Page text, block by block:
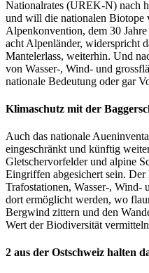
Nationalrates (UREK-N) nach
und will die nationalen Biotope
Alpenkonvention, dem 30
acht Alpenländer, widerspricht
Mantelerlass, weiterhin. Und
von Wasser-, Wind- und
nationale Bedeutung oder gar
Klimaschutz mit der
Auch das nationale
eingeschränkt und künftig
Gletschervorfelder und alpine
Eingriffen abgesichert sein.
Trafostationen, Wasser-, Wind-
dort ermöglicht werden, wo
Bergwind zittern und den
Wert der Biodiversität
2 aus der Ostschweiz halten